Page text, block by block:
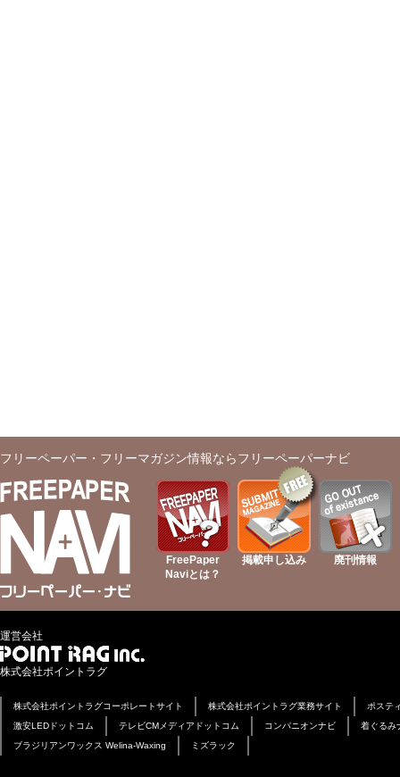
フリーペーパー・フリーマガジン情報ならフリーペーパーナビ
FreePaper
Naviとは？
掲載申し込み 廃刊情報
運営会社
株式会社ポイントラグ
株式会社ポイントラグコーポレートサイト 株式会社ポイントラグ業務サイト
ポステ
激安LEDドットコム
テレビCMメディアドットコム コンパニオンナビ
着ぐるみ
ブラジリアンワックス Welina-Waxing
ミズラック